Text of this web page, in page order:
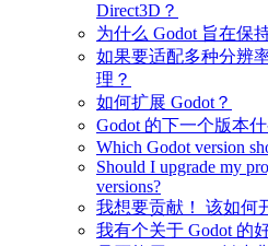
Direct3D？
为什么 Godot 旨在保
如果要适配多种分辨
理？
如何扩展 Godot？
Godot 的下一个版本
Which Godot version
Should I upgrade my
versions?
我想要贡献！ 该如何
我有个关于 Godot 的